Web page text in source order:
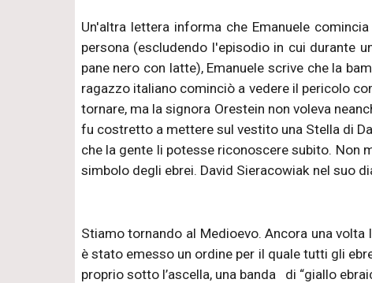
Un'altra lettera informa che Emanuele
persona (escludendo l'episodio in cui durante
pane nero con latte), Emanuele scrive che la
ragazzo italiano cominciò a vedere il pericolo
tornare, ma la signora Orestein non voleva
fu costretto a mettere sul vestito una Stella di
che la gente li potesse riconoscere subito. Non
simbolo degli ebrei. David Sieracowiak nel suo
Stiamo tornando al Medioevo. Ancora una
è stato emesso un ordine per il quale tutti gli
proprio sotto l’ascella, una banda di “giallo